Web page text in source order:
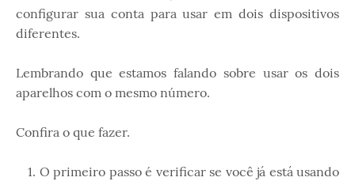
configurar sua conta para usar em dois dispositivos
diferentes.
Lembrando que estamos falando sobre usar os dois
aparelhos com o mesmo número.
Confira o que fazer.
O primeiro passo é verificar se você já está usando